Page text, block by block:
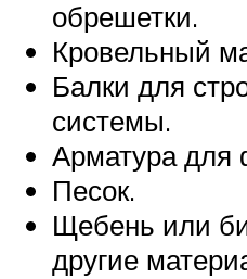
обрешетки.
Кровельный
Балки для
системы.
Арматура для
Песок.
Щебень или
другие